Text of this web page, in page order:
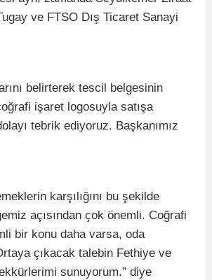
ve FTSO Dış Ticaret Sanayi
belirterek tescil belgesinin
işaret logosuyla satışa
tebrik ediyoruz. Başkanımız
karşılığını bu şekilde
açısından çok önemli. Coğrafi
bir konu daha varsa, oda
çıkacak talebin Fethiye ve
sunuyorum.” diye